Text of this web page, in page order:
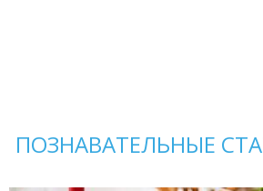
ПОЗНАВАТЕЛЬНЫЕ